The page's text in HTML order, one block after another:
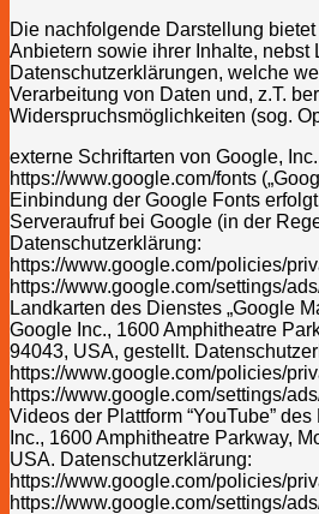
Die nachfolgende Darstellung
Anbietern sowie ihrer Inhalte, nebst
Datenschutzerklärungen, welche
Verarbeitung von Daten und, z.T.
Widerspruchsmöglichkeiten (sog.
externe Schriftarten von Google,
https://www.google.com/fonts
Einbindung der Google Fonts
Serveraufruf bei Google (in der
Datenschutzerklärung:
https://www.google.com/policies/
https://www.google.com/settings/
Landkarten des Dienstes „Google
Google Inc., 1600 Amphitheatre
94043, USA, gestellt.
https://www.google.com/policies/
https://www.google.com/settings/
Videos der Plattform “YouTube”
Inc., 1600 Amphitheatre Parkway,
USA. Datenschutzerklärung:
https://www.google.com/policies/
https://www.google.com/settings/